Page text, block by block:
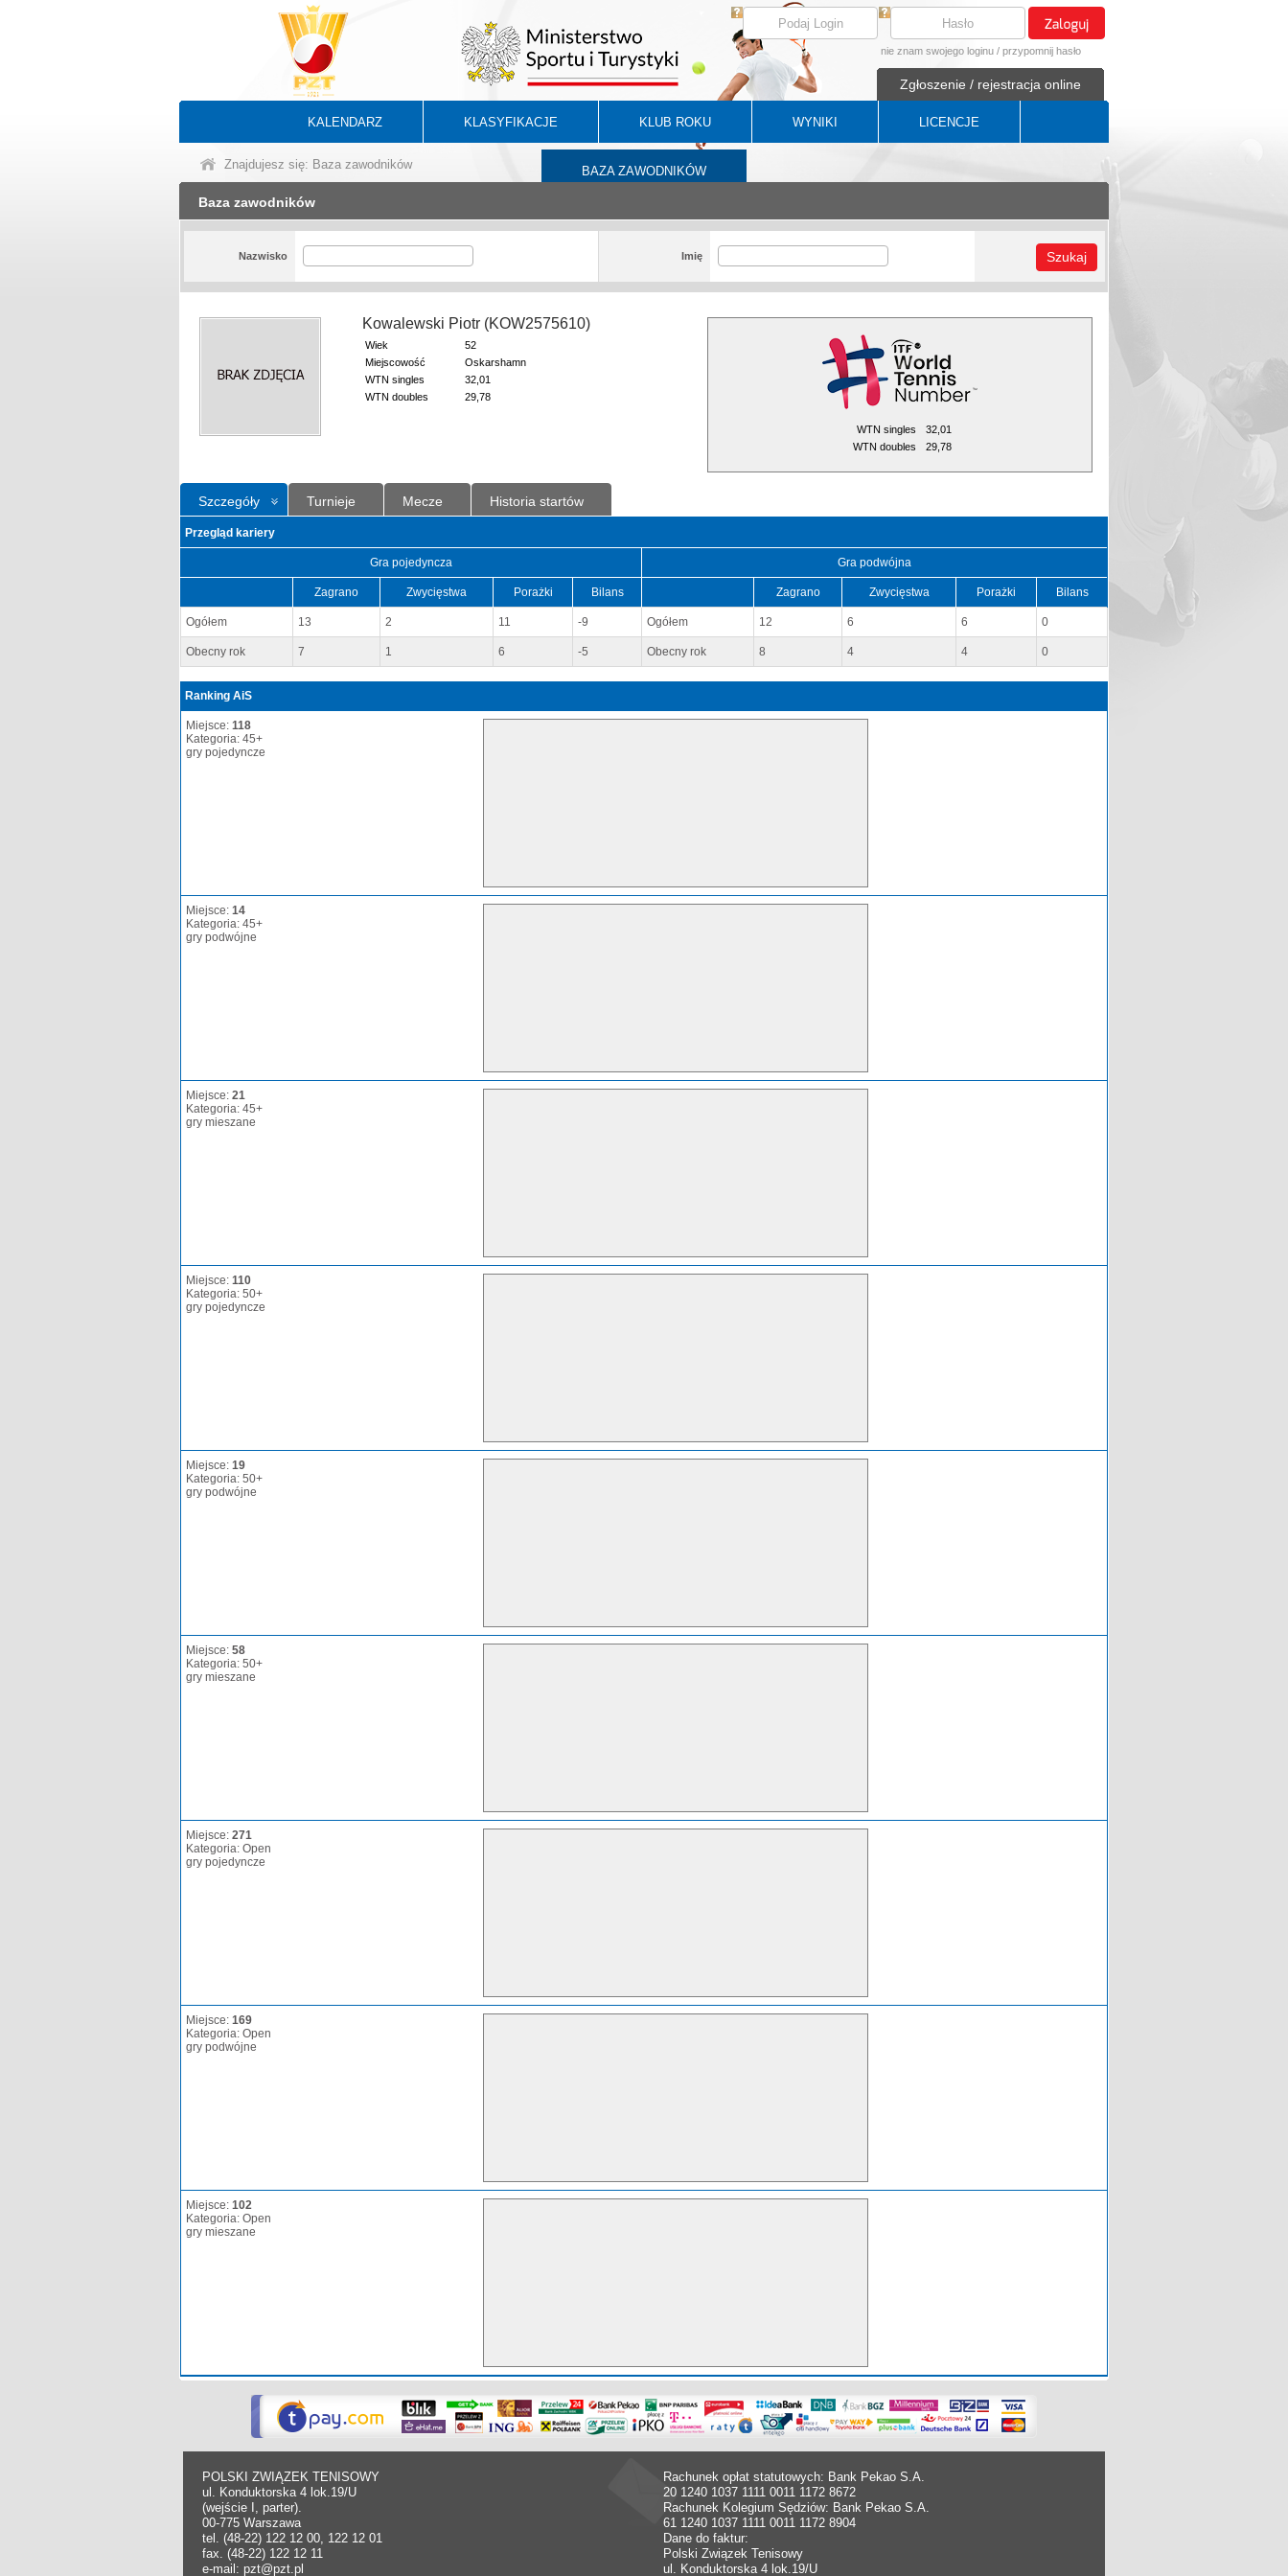
nie znam swojego loginu / przypomnij hasło
Zgłoszenie / rejestracja online
KALENDARZ KLASYFIKACJE KLUB ROKU WYNIKI LICENCJE
BAZA ZAWODNIKÓW
Znajdujesz się: Baza zawodników
Baza zawodników
Nazwisko Imię Szukaj
Kowalewski Piotr (KOW2575610)
Wiek
52
Miejscowość
Oskarshamn
WTN singles
32,01
WTN doubles
29,78
WTN singles
32,01
WTN doubles
29,78
Szczegóły Turnieje Mecze Historia startów
Przegląd kariery
Gra pojedyncza Gra podwójna
Zagrano Zwycięstwa Porażki Bilans Zagrano Zwycięstwa Porażki Bilans
Ogółem 13 2 11 -9 Ogółem 12 6 6 0
Obecny rok 7 1 6 -5 Obecny rok 8 4 4 0
Ranking AiS
Miejsce: 118
Kategoria: 45+
gry pojedyncze
Miejsce: 14
Kategoria: 45+
gry podwójne
Miejsce: 21
Kategoria: 45+
gry mieszane
Miejsce: 110
Kategoria: 50+
gry pojedyncze
Miejsce: 19
Kategoria: 50+
gry podwójne
Miejsce: 58
Kategoria: 50+
gry mieszane
Miejsce: 271
Kategoria: Open
gry pojedyncze
Miejsce: 169
Kategoria: Open
gry podwójne
Miejsce: 102
Kategoria: Open
gry mieszane
POLSKI ZWIĄZEK TENISOWY
ul. Konduktorska 4 lok.19/U
(wejście I, parter).
00-775 Warszawa
tel. (48-22) 122 12 00, 122 12 01
fax. (48-22) 122 12 11
e-mail: pzt@pzt.pl
Rachunek opłat statutowych: Bank Pekao S.A.
20 1240 1037 1111 0011 1172 8672
Rachunek Kolegium Sędziów: Bank Pekao S.A.
61 1240 1037 1111 0011 1172 8904
Dane do faktur:
Polski Związek Tenisowy
ul. Konduktorska 4 lok.19/U